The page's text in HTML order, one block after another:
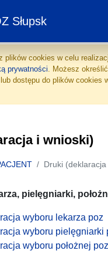
plików cookies w celu
prywatności. Możesz
dostępu do plików cookies
Słupsk
i wnioski)
Druki
pielęgniarki,
wyboru lekarza poz
wyboru pielęgniarki
wyboru położnej poz